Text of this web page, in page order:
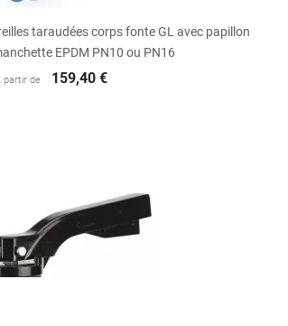
Aperçu rapide
taraudées corps fonte GL avec papillon
EPDM PN10 ou PN16
partir de 159,40 €